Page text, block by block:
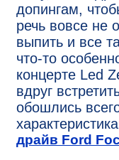
допингам,
речь вовсе не
выпить и все
что-то
концерте Led
вдруг
обошлись
драйв Ford